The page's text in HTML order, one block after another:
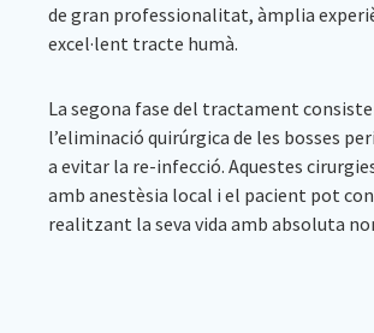
de gran professionalitat, àmplia
excel·lent tracte humà.
La segona fase del tractament
l’eliminació quirúrgica de les bosses
a evitar la re-infecció. Aquestes
amb anestèsia local i el pacient pot
realitzant la seva vida amb absoluta